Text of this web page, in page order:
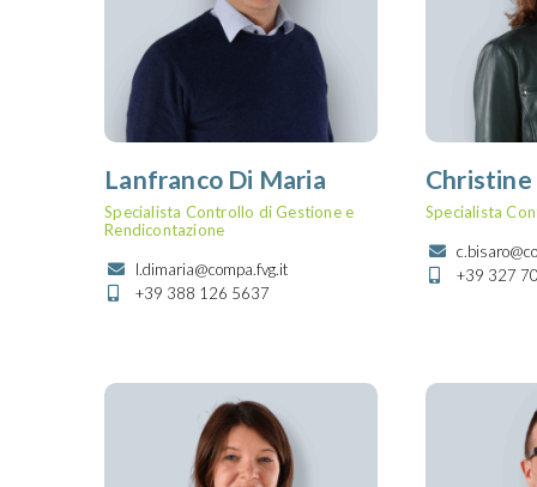
Lanfranco Di Maria
Specialista Controllo di Gestione e
Rendicontazione
l.dimaria@compa.fvg.it
+39 388 126 5637
Christine
Specialista
+39 327